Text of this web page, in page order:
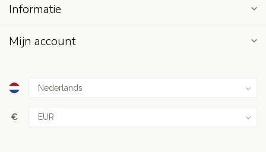
Informatie
Mijn account
€